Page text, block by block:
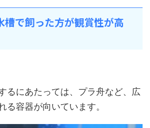
槽で飼った方が観賞性が高
るにあたっては、プラ舟など、広
る容器が向いています。